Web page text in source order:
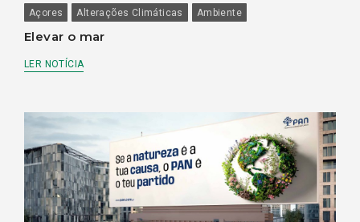
Açores Alterações Climáticas Ambiente
Elevar o mar
LER NOTÍCIA